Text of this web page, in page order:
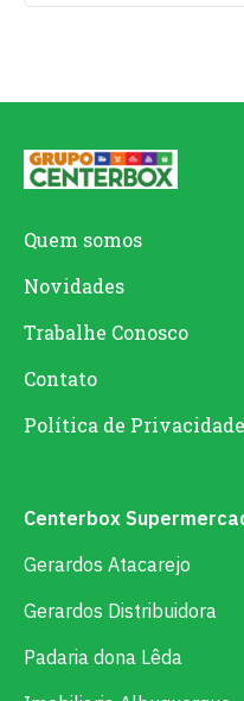
Quem somos
Novidades
Trabalhe Conosco
Contato
Política de Privacidade
Centerbox
Gerardos Atacarejo
Gerardos Distribuidora
Padaria dona Lêda